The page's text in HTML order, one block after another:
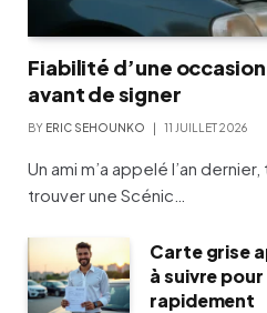
Fiabilité d’une
avant de signer
BY ERIC SEHOUNKO 11 JUILLET 2026
Un ami m’a appelé l’an
trouver une Scénic…
Carte grise
à suivre
rapidement